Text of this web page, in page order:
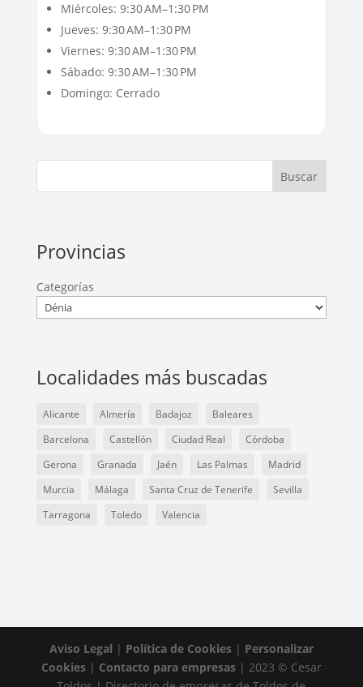
Miércoles: 9:30 AM–1:30 PM
Jueves: 9:30 AM–1:30 PM
Viernes: 9:30 AM–1:30 PM
Sábado: 9:30 AM–1:30 PM
Domingo: Cerrado
Buscar
Provincias
Categorías
Localidades más buscadas
Alicante Almería Badajoz
Baleares
Barcelona
Castellón Ciudad Real
Córdoba
Gerona
Granada Jaén Las Palmas
Madrid
Murcia
Málaga Santa Cruz de Tenerife
Sevilla
Tarragona
Toledo Valencia
Aviso Legal | Política de Cookies| Personalizar
Cookies| Contacto para empresas| 2023 © Cesar